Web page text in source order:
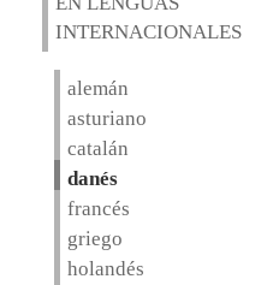
INTERNACIONALES
alemán
asturiano
catalán
danés
francés
griego
holandés